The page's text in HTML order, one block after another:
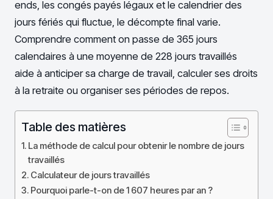
ends, les congés payés légaux et le calendrier des
jours fériés qui fluctue, le décompte final varie.
Comprendre comment on passe de 365 jours
calendaires à une moyenne de 228 jours travaillés
aide à anticiper sa charge de travail, calculer ses droits
à la retraite ou organiser ses périodes de repos.
Table des matières
La méthode de calcul pour obtenir le nombre de jours
travaillés
Calculateur de jours travaillés
Pourquoi parle-t-on de 1 607 heures par an ?